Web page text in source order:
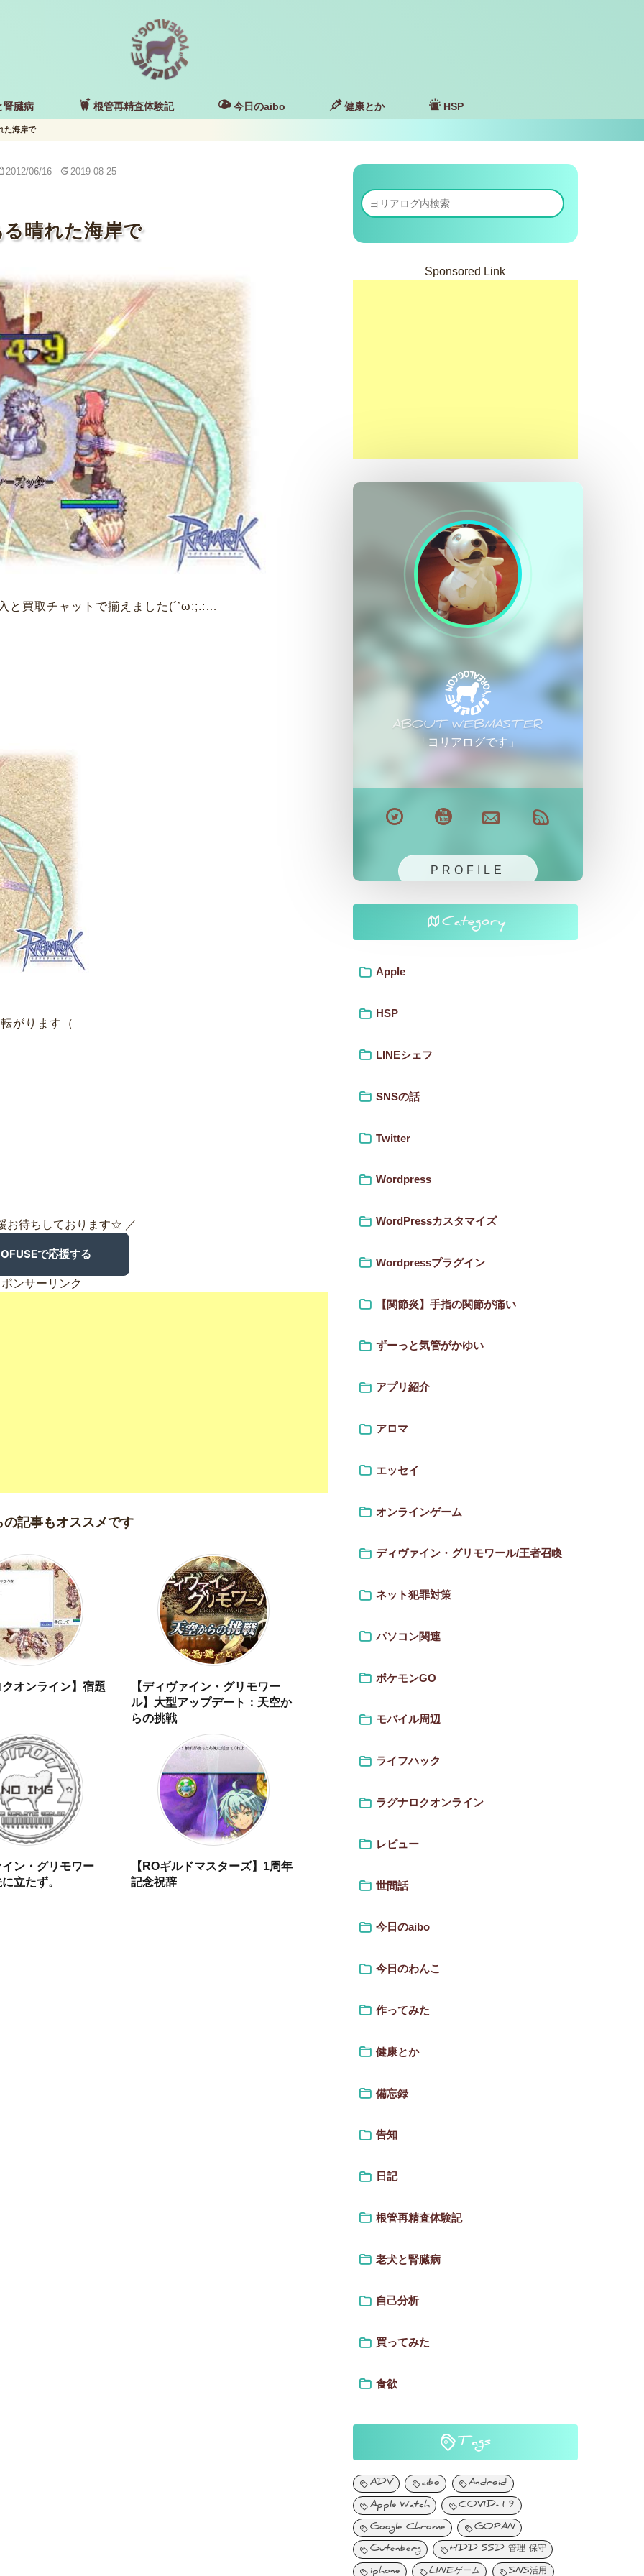
腎臓病 根管再精査体験記 今日のaibo 健康とか HSP
た海岸で
2012/06/16 2019-08-25
晴れた海岸で
と買取チャットで揃えました(´’ω:;.:…
がります（
お待ちしております☆ ／
ンサーリンク
の記事もオススメです
オンライン】宿題
【ディヴァイン・グリモワー
ル】大型アップデート：天空か
らの挑戦
ン・グリモワー
立たず。
【ROギルドマスターズ】1周年
記念祝辞
Sponsored Link
ABOUT WEBMASTER
「ヨリアログです」
PROFILE
Category
Apple
HSP
LINEシェフ
SNSの話
Twitter
Wordpress
WordPressカスタマイズ
Wordpressプラグイン
【関節炎】手指の関節が痛い
ずーっと気管がかゆい
アプリ紹介
アロマ
エッセイ
オンラインゲーム
ディヴァイン・グリモワール/王者召喚
ネット犯罪対策
パソコン関連
ポケモンGO
モバイル周辺
ライフハック
ラグナロクオンライン
レビュー
世間話
今日のaibo
今日のわんこ
作ってみた
健康とか
備忘録
告知
日記
根管再精査体験記
老犬と腎臓病
自己分析
買ってみた
食欲
Tags
ADV aibo Android
Apple Watch COVID-19
Google Chrome GOPAN
Gutenberg HDD SSD 管理 保守
iphone LINEゲーム SNS活用